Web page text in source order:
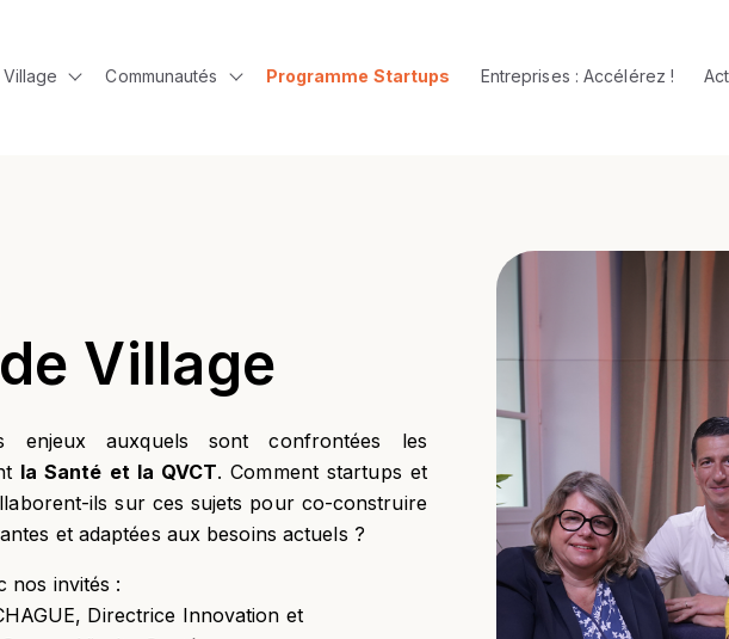
Show submenu for Le Village
Communautés Show submenu for Communautés
Programme Startups Entreprises : Accélérez !
Village
enjeux auxquels sont confrontées les
la Santé et la QVCT. Comment startups et
ils sur ces sujets pour co-construire
et adaptées aux besoins actuels ?
nos invités :
Directrice Innovation et